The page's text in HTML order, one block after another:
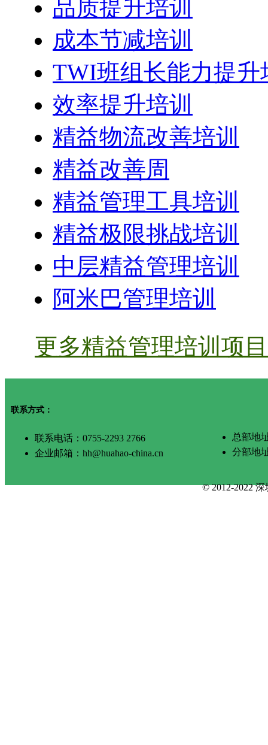
品质提升培训
成本节减培训
TWI班组长能力提升
效率提升培训
精益物流改善培训
精益改善周
精益管理工具培训
精益极限挑战培训
中层精益管理培训
阿米巴管理培训
更多精益管理培训项
联系方式：
联系电话：0755-2293 2766
企业邮箱：hh@huahao-china.cn
总部地
分部地
© 2012-2022